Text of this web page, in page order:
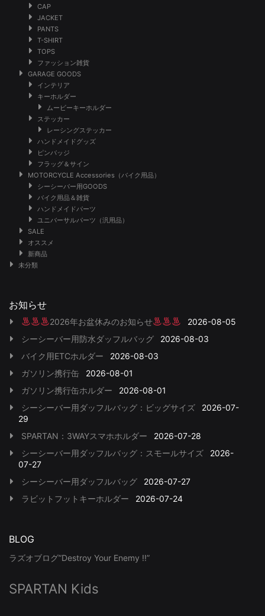
CAP
JACKET
PANTS
T-SHIRT
TOPS
ファッション雑貨
GARAGE GOODS
インテリア
キーホルダー
ムービーキーホルダー
ステッカー
レーシングステッカー
ハンドメイドグッズ
ピンバッジ
フラッグ＆サイン
MOTORCYCLE Accessories（バイク用品）
シーシーバー用GOODS
バイク用品＆雑貨
ハンドメイドパーツ
ユニバーサルパーツ（汎用品）
SALE
オススメ
新商品
未分類
お知らせ
2026年お盆休みのお知らせ
2026-08-05
シーシーバー用防水ダッフルバッグ
2026-08-03
バイク用ETCホルダー
2026-08-03
ガソリン携行缶
2026-08-01
ガソリン携行缶ホルダー
2026-08-01
シーシーバー用ダッフルバッグ：ビッグサイズ
2026-07-
29
SPARTAN：3WAYスマホホルダー
2026-07-28
シーシーバー用ダッフルバッグ：スモールサイズ
2026-
07-27
シーシーバー用ダッフルバッグ
2026-07-27
ラビットフットキーホルダー
2026-07-24
BLOG
ラズオブログ”Destroy Your Enemy !!”
SPARTAN Kids